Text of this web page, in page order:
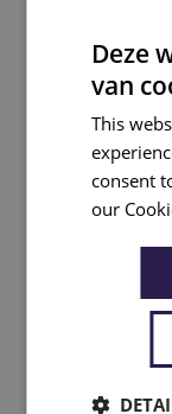
Deze
van
This
consent
our